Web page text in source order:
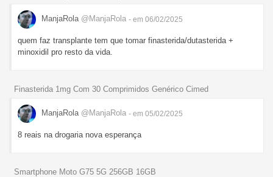
ManjaRola @ManjaRola - em 06/02/2025
quem faz transplante tem que tomar finasterida/dutasterida +
minoxidil pro resto da vida.
Finasterida 1mg Com 30 Comprimidos Genérico Cimed
ManjaRola @ManjaRola - em 05/02/2025
8 reais na drogaria nova esperança
Smartphone Moto G75 5G 256GB 16GB